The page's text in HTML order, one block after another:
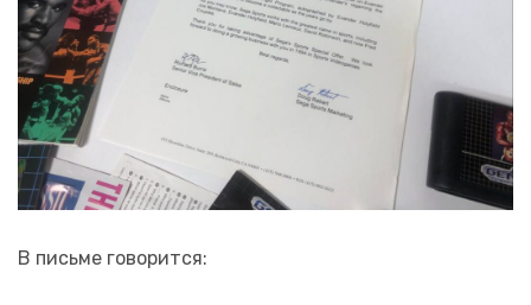
В письме говорится: